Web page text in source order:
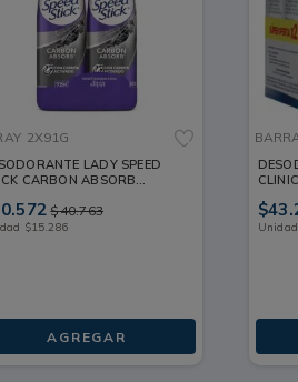
2X91G
LADY SPEED
CARBON ABSORB
.572 $40.763
$15.286
AGREGAR
$43.
Unidad